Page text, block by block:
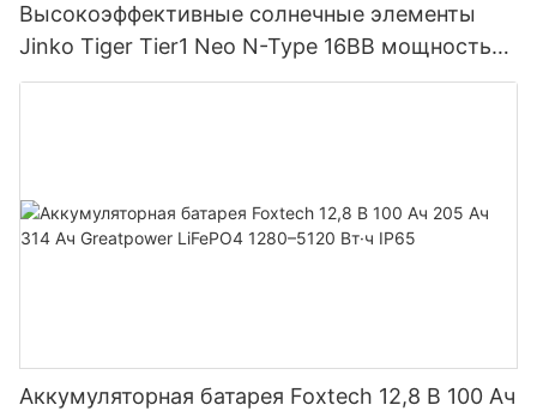
Высокоэффективные солнечные элементы
Jinko Tiger Tier1 Neo N-Type 16BB мощностью
590 Вт, 620 Вт, 630 Вт, 650 Вт, двусторонние
Аккумуляторная батарея Foxtech 12,8 В 100 Ач